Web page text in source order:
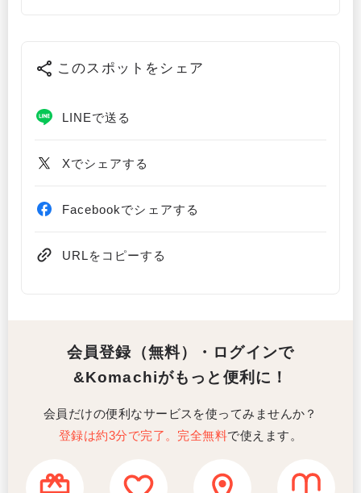
このスポットをシェア
LINEで送る
Xでシェアする
Facebookでシェアする
URLをコピーする
会員登録（無料）・ログインで
&Komachiがもっと便利に！
会員だけの便利なサービスを使ってみませんか？
登録は約3分で完了。完全無料で使えます。